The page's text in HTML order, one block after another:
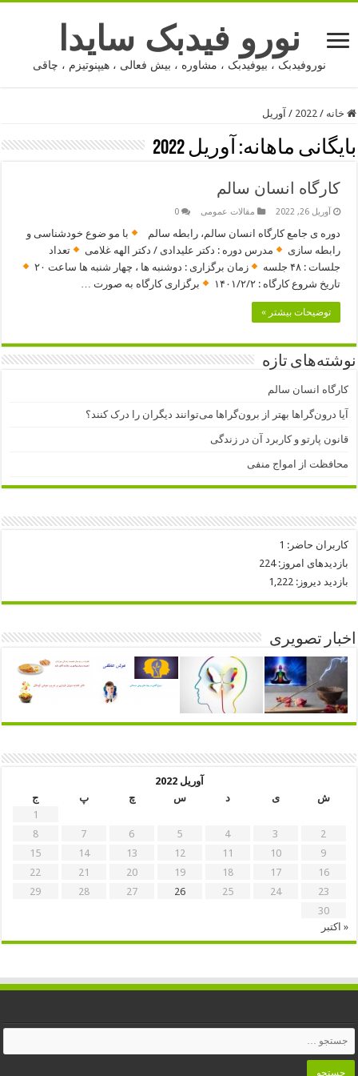
نورو فیدبک سایدا
نوروفیدبک ، بیوفیدبک ، مشاوره ، بیش فعالی ، هیپنوتیزم ، چاقی
خانه /
2022
/ آوریل
بایگانی ماهانه: آوریل 2022
کارگاه انسان سالم
آوریل 26, 2022 مقالات عمومی 0
دوره ی جامع کارگاه انسان سالم، رابطه سالم
با مو ضوع خودشناسی و
رابطه سازی
مدرس دوره : دکتر علیدادی / دکتر الهه غلامی
تعداد
جلسات : ۴۸ جلسه
زمان برگزاری : دوشنبه ها ، چهار شنبه ها ساعت ۲۰
تاریخ شروع کارگاه : ۱۴۰۱/۲/۲
برگزاری کارگاه به صورت …
توضیحات بیشتر »
نوشته‌های تازه
کارگاه انسان سالم
آیا درون‌گراها بهتر از برون‌گراها می‌توانند دیگران را درک کنند؟
قانون پارتو و کاربرد آن در زندگی
محافظت از امواج منفی
کاربران حاضر: 1
بازدیدهای امروز:224
بازدید دیروز:1,222
اخبار تصویری
آوریل 2022
ش
ی د س چ پ
ج
1
2
3
4
5
6
7
8
9
10
11
12
13
14
15
16
17
18
19
20
21
22
23
24
25
26
27
28
29
30
« اکتبر